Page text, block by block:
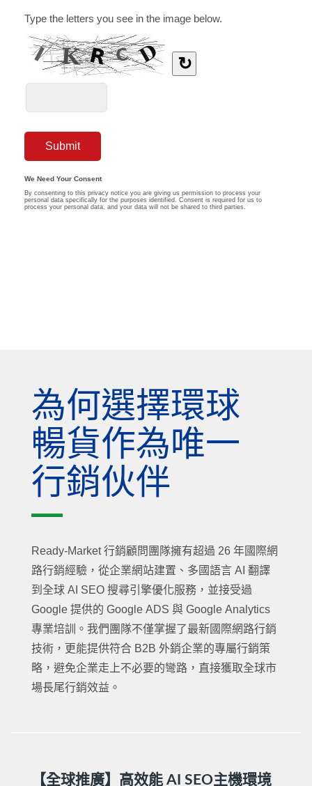
為何選擇環球
暢貨作為唯一
行銷伙伴
Ready-Market 行銷顧問團隊擁有超過 26 年國際網
路行銷經驗，從企業網站建置、多國語言 AI 翻譯
到全球 AI SEO 搜尋引擎優化服務，並接受過
Google 提供的 Google ADS 與 Google Analytics
專業培訓。我們團隊不僅掌握了最新國際網路行銷
技術，更能提供符合 B2B 外銷企業的專屬行銷策
略，避免企業走上不必要的彎路，直接獲取全球市
場長尾行銷效益。
【全球推廣】高效能 AI SEO主機環境